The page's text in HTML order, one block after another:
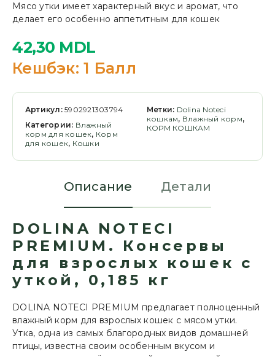
Мясо утки имеет характерный вкус и аромат, что
делает его особенно аппетитным для кошек
42,30 MDL
Кешбэк: 1 Балл
Артикул:5902921303794
Категории: Влажный
корм для кошек, Корм
для кошек, Кошки
Метки: Dolina Noteci
кошкам, Влажный корм,
КОРМ КОШКАМ
Описание Детали
DOLINA NOTECI
PREMIUM. Консервы
для взрослых кошек с
уткой, 0,185 кг
DOLINA NOTECI PREMIUM предлагает полноценный
влажный корм для взрослых кошек с мясом утки.
Утка, одна из самых благородных видов домашней
птицы, известна своим особенным вкусом и